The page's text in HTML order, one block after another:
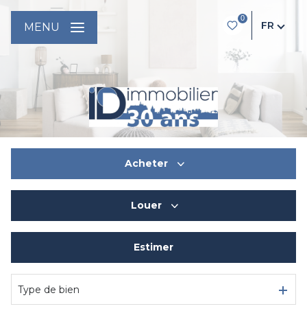
0
FR
MENU
Acheter
Du neuf
Louer
De l'immo pro
Estimer
Type de bien